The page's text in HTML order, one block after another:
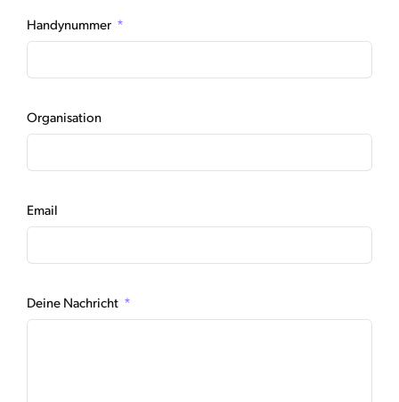
Handynummer
Organisation
Email
Deine Nachricht